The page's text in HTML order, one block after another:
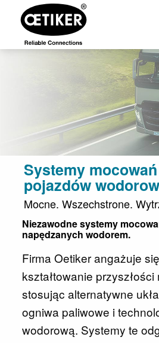
Systemy
pojazdów
Mocne. Wszechstrone.
Niezawodne systemy
napędzanych wodorem.
Firma Oetiker angażuje
kształtowanie
stosując alternatywne
ogniwa paliwowe i
wodorową. Systemy te